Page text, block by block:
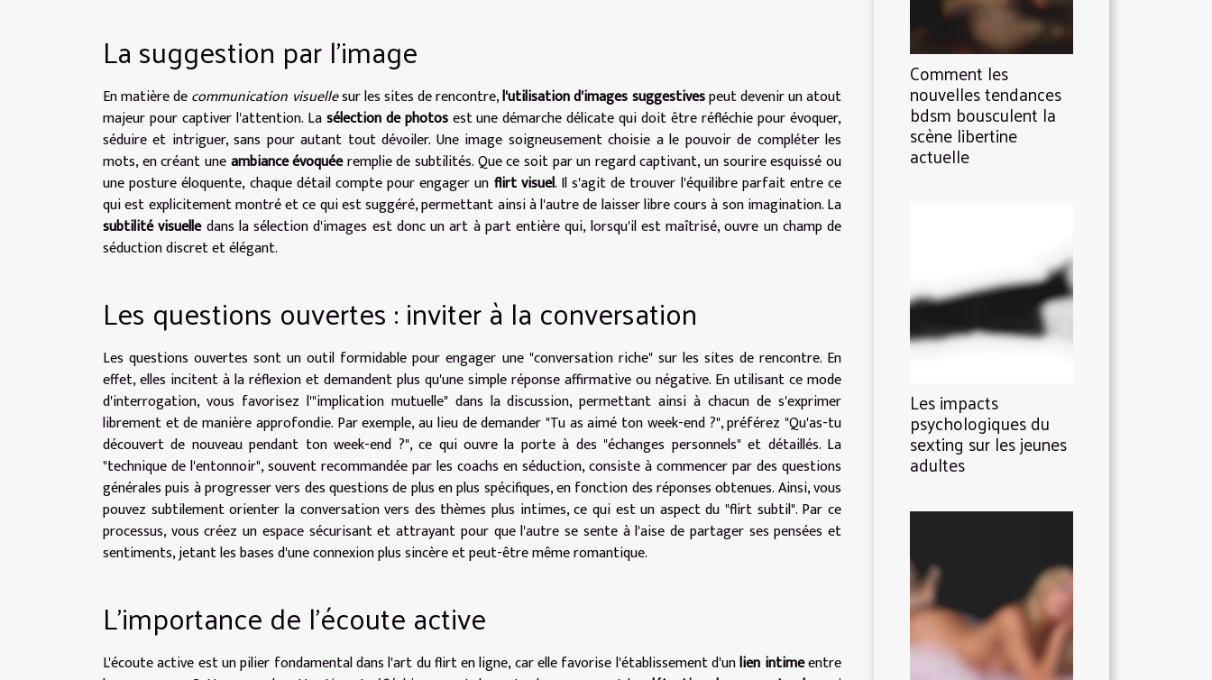
La suggestion par l'image
En matière decommunication visuellesur les sites de rencontre,l'utilisation d'images suggestivespeut devenir un atout
majeur pour captiver l'attention. Lasélection de photosest une démarche délicate qui doit être réfléchie pour évoquer,
séduire et intriguer, sans pour autant tout dévoiler. Une image soigneusement choisie a le pouvoir de compléter les
mots, en créant uneambiance évoquéeremplie de subtilités. Que ce soit par un regard captivant, un sourire esquissé ou
une posture éloquente, chaque détail compte pour engager un flirt visuel. Il s'agit de trouver l'équilibre parfait entre ce
qui est explicitement montré et ce qui est suggéré, permettant ainsi à l'autre de laisser libre cours à son imagination. La
subtilité visuelledans la sélection d'images est donc un art à part entière qui, lorsqu'il est maîtrisé, ouvre un champ de
séduction discret et élégant.
Les questions ouvertes : inviter à la conversation
Les questions ouvertes sont un outil formidable pour engager une "conversation riche" sur les sites de rencontre. En
effet, elles incitent à la réflexion et demandent plus qu'une simple réponse affirmative ou négative. En utilisant ce mode
d'interrogation, vous favorisez l'"implication mutuelle" dans la discussion, permettant ainsi à chacun de s'exprimer
librement et de manière approfondie. Par exemple, au lieu de demander "Tu as aimé ton week-end ?", préférez "Qu'as-tu
découvert de nouveau pendant ton week-end ?", ce qui ouvre la porte à des "échanges personnels" et détaillés. La
"technique de l'entonnoir", souvent recommandée par les coachs en séduction, consiste à commencer par des questions
générales puis à progresser vers des questions de plus en plus spécifiques, en fonction des réponses obtenues. Ainsi, vous
pouvez subtilement orienter la conversation vers des thèmes plus intimes, ce qui est un aspect du "flirt subtil". Par ce
processus, vous créez un espace sécurisant et attrayant pour que l'autre se sente à l'aise de partager ses pensées et
sentiments, jetant les bases d'une connexion plus sincère et peut-être même romantique.
L'importance de l'écoute active
L'écoute active est un pilier fondamental dans l'art du flirt en ligne, car elle favorise l'établissement d'unlien intimeentre
Comment les
nouvelles tendances
bdsm bousculent la
scène libertine
actuelle
Les impacts
psychologiques du
sexting sur les jeunes
adultes